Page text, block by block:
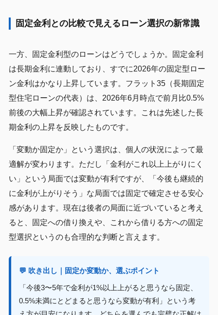
固定金利との比較で見えるローン選択の新常識
一方、固定金利型のローンはどうでしょうか。固定金利
は長期金利に連動しており、すでに2026年の固定型ロー
ン金利はかなり上昇しています。フラット35（長期固定
型住宅ローンの代表）は、2026年6月時点で前月比0.5%
前後の大幅上昇が確認されています。これは先述した長
期金利の上昇を反映したものです。
「変動か固定か」という選択は、個人の状況によって最
適解が変わります。ただし「金利がこれ以上上がりにく
い」という局面では変動が有利ですが、「今後も継続的
に金利が上がりそう」な局面では固定で確定させる安心
感があります。現在は後者の局面に近づいていると考え
ると、固定への借り換えや、これから借りる方への固定
型選択というのも合理的な判断と言えます。
💬 吹き出し｜固定か変動か、選ぶポイント
「今後3〜5年で金利が1%以上上がると思うなら固定、
0.5%未満にとどまると思うなら変動が有利」という考